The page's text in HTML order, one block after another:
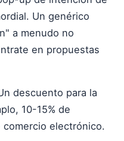
Un genérico
a menudo no
en propuestas
descuento para la
10-15% de
electrónico.